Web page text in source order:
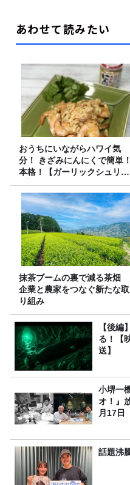
あわせて読みたい
おうちにいながらハワイ気
分！ きざみにんにくで簡単！
本格！【ガーリックシュリン
プ】 桃屋のかんたんレシピ
抹茶ブームの裏で減る茶畑
企業と農家をつなぐ新たな取
り組み
【後
る！【
送】
小堺一
オ！』
月17日
話題沸